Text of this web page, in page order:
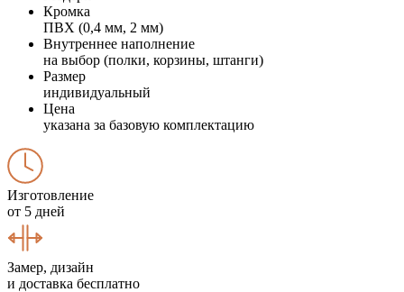
Кромка
ПВХ (0,4 мм, 2 мм)
Внутреннее наполнение
на выбор (полки, корзины, штанги)
Размер
индивидуальный
Цена
указана за базовую комплектацию
Изготовление
от 5 дней
Замер, дизайн
и доставка бесплатно